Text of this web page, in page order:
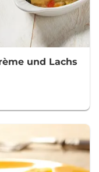
und Lachs